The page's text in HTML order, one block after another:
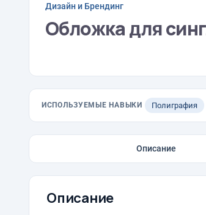
Дизайн и Брендинг
Обложка для
ИСПОЛЬЗУЕМЫЕ НАВЫКИ Полиграфия
Описание
Описание